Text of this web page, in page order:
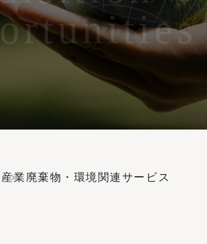
産業廃棄物・環境関連サービス